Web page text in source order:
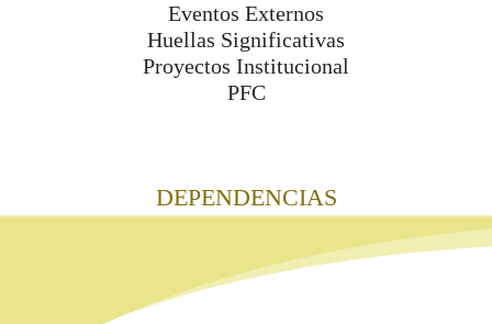
Eventos Externos
Huellas Significativas
Proyectos Institucional
PFC
DEPENDENCIAS